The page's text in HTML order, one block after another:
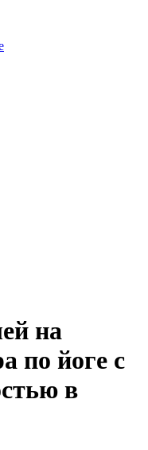
на
по йоге с
в